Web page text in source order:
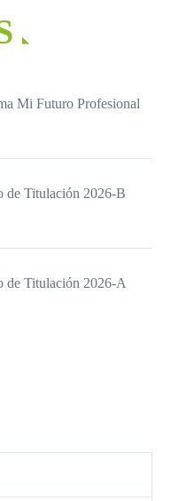
Mi Futuro Profesional
de Titulación 2026-B
de Titulación 2026-A